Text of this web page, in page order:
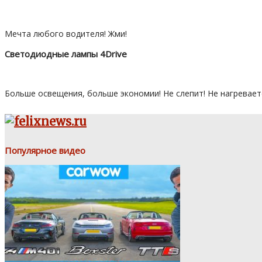
Мечта любого водителя! Жми!
Светодиодные лампы 4Drive
Больше освещения, больше экономии! Не слепит! Не
Популярное видео